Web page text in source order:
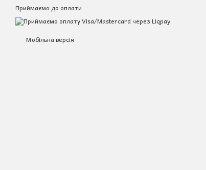
Приймаємо до оплати
Мобільна версія